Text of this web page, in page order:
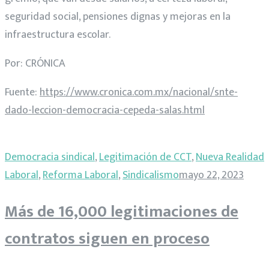
seguridad social, pensiones dignas y mejoras en la
infraestructura escolar.
Por: CRÓNICA
Fuente:https://www.cronica.com.mx/nacional/snte-
dado-leccion-democracia-cepeda-salas.html
Democracia sindical,Legitimación de CCT,Nueva Realidad
Laboral,Reforma Laboral,Sindicalismomayo 22, 2023
Más de 16,000 legitimaciones de
contratos siguen en proceso